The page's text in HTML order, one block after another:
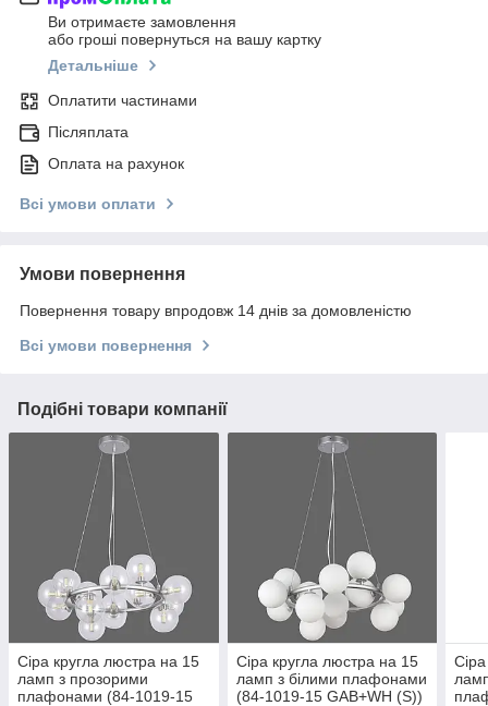
Ви отримаєте замовлення
або гроші повернуться на вашу картку
Детальніше
Оплатити частинами
Післяплата
Оплата на рахунок
Всі умови оплати
Умови повернення
Повернення товару впродовж 14 днів за домовленістю
Всі умови повернення
Подібні товари компанії
Сіра кругла люстра на 15
ламп з прозорими
плафонами (84-1019-15
Сіра кругла люстра на 15
ламп з білими плафонами
(84-1019-15 GAB+WH (S))